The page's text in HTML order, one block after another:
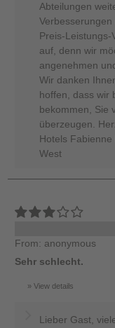
Abteilungen
Preis-Leistungs-
auf, denn wir
angenehmen
Wir danken
hoffen, dass wir
bekommen, Sie
überzeugen.
Hotels
West
From: anonymous
Sehr schlecht.
View details
Lieber Gast,